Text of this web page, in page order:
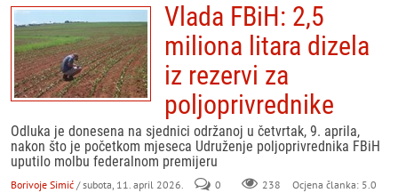
Vlada FBiH: 2,5
miliona litara dizela
iz rezervi za
poljoprivrednike
Odluka je donesena na sjednici održanoj u četvrtak, 9. aprila,
nakon što je početkom mjeseca Udruženje poljoprivrednika FBiH
uputilo molbu federalnom premijeru
Borivoje Simić / subota, 11. april 2026. 0 238 Ocjena članka: 5.0